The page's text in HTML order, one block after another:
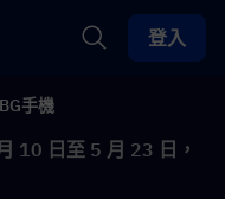
登入
手機
10 日至 5 月 23 日，